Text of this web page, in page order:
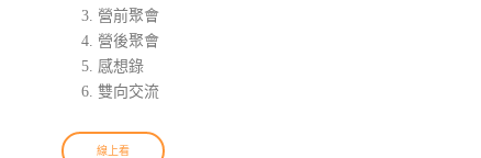
營前聚會
營後聚會
感想錄
雙向交流
線上看